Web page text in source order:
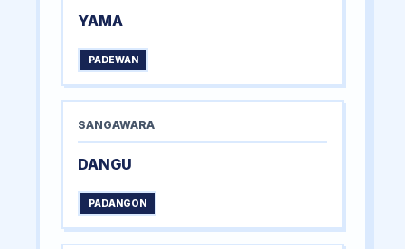
YAMA
PADEWAN
SANGAWARA
DANGU
PADANGON